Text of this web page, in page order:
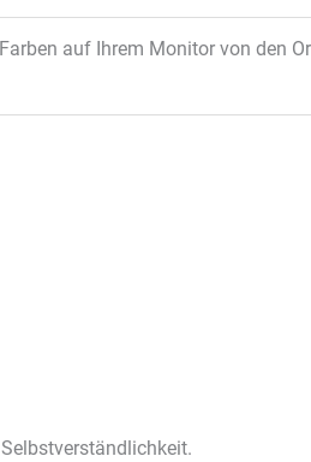
auf Ihrem Monitor von den